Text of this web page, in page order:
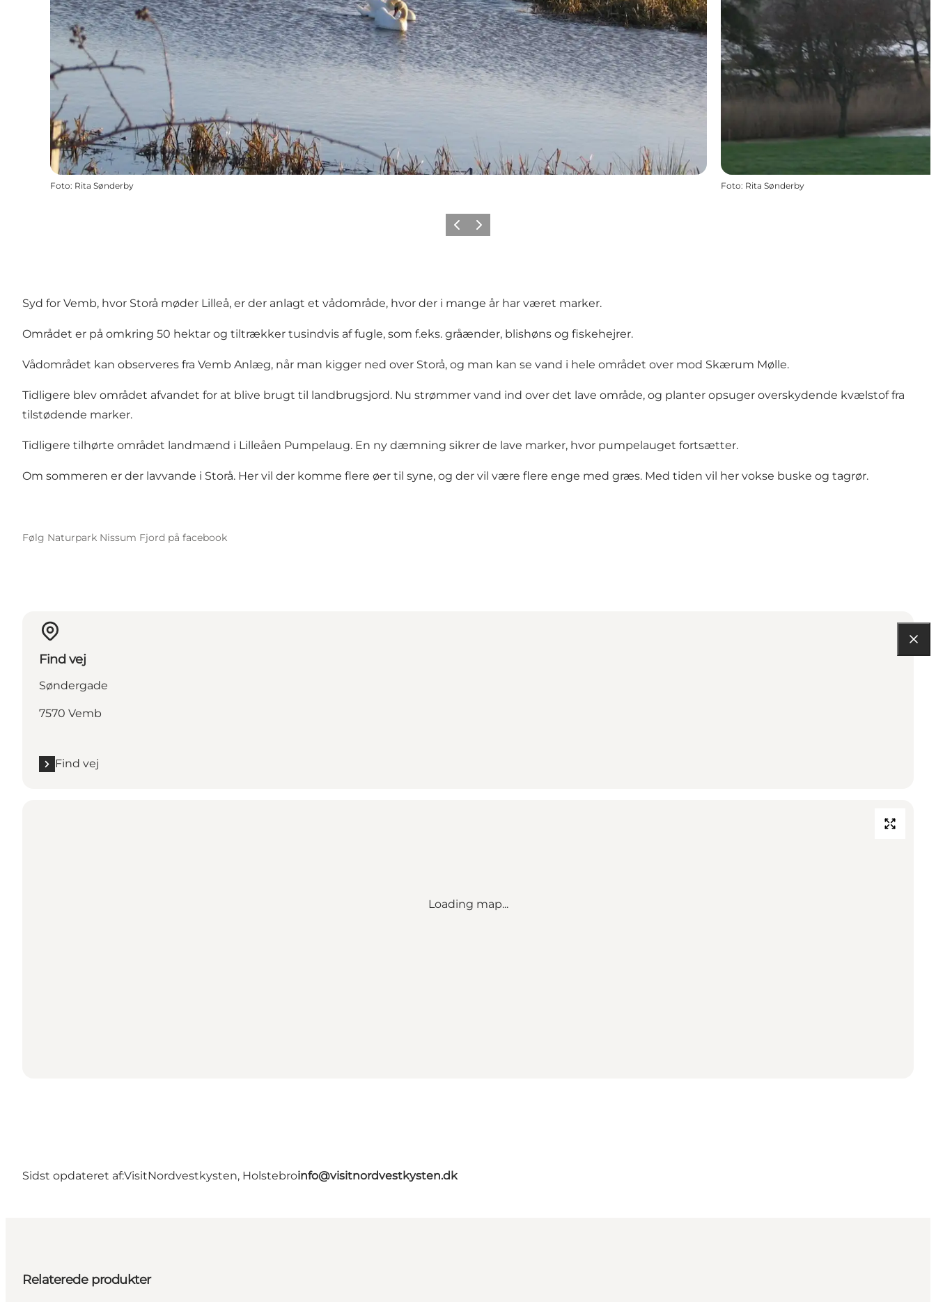
Foto: Rita Sønderby Foto: Rita Sønderby
ForrigeNæste
Syd for Vemb, hvor Storå møder Lilleå, er der anlagt et vådområde, hvor der i mange år har været marker.
Området er på omkring 50 hektar og tiltrækker tusindvis af fugle, som f.eks. gråænder, blishøns og fiskehejrer.
Vådområdet kan observeres fra Vemb Anlæg, når man kigger ned over Storå, og man kan se vand i hele området over mod Skærum Mølle.
Tidligere blev området afvandet for at blive brugt til landbrugsjord. Nu strømmer vand ind over det lave område, og planter opsuger overskydende kvælstof fra
tilstødende marker.
Tidligere tilhørte området landmænd i Lilleåen Pumpelaug. En ny dæmning sikrer de lave marker, hvor pumpelauget fortsætter.
Om sommeren er der lavvande i Storå. Her vil der komme flere øer til syne, og der vil være flere enge med græs. Med tiden vil her vokse buske og tagrør.
Følg Naturpark Nissum Fjord på facebook
Find vej
Søndergade
7570 Vemb
Find vej
Loading map...
Sidst opdateret af:VisitNordvestkysten, Holstebroinfo@visitnordvestkysten.dk
Relaterede produkter